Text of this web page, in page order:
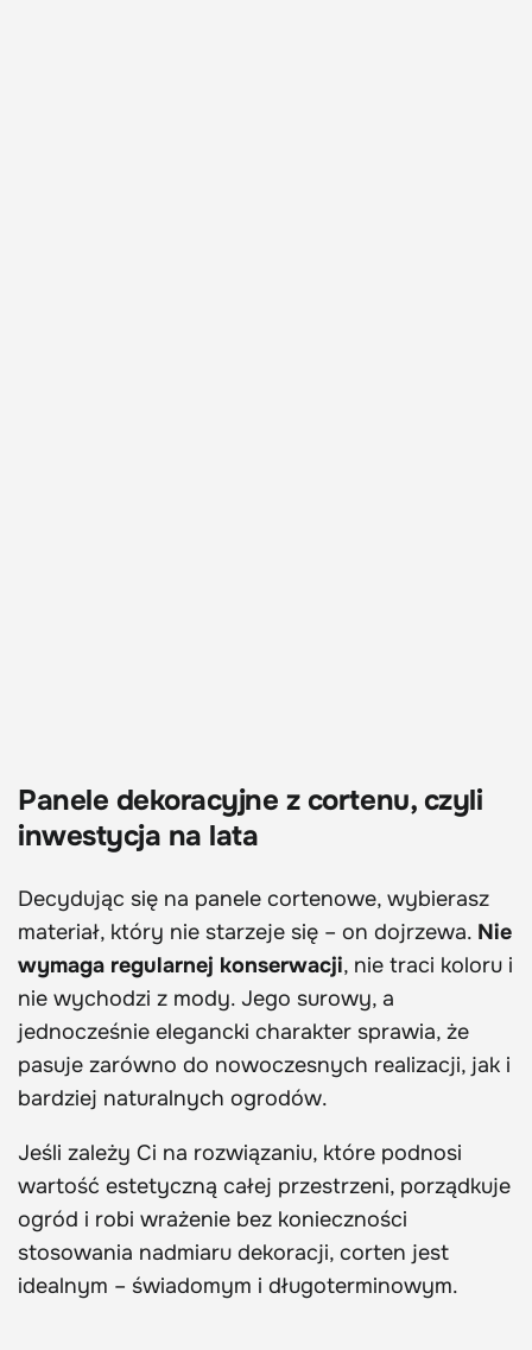
Panele dekoracyjne z cortenu, czyli
inwestycja na lata
Decydując się na panele cortenowe, wybierasz
materiał, który nie starzeje się – on dojrzewa. Nie
wymaga regularnej konserwacji, nie traci koloru i
nie wychodzi z mody. Jego surowy, a
jednocześnie elegancki charakter sprawia, że
pasuje zarówno do nowoczesnych realizacji, jak i
bardziej naturalnych ogrodów.
Jeśli zależy Ci na rozwiązaniu, które podnosi
wartość estetyczną całej przestrzeni, porządkuje
ogród i robi wrażenie bez konieczności
stosowania nadmiaru dekoracji, corten jest
idealnym – świadomym i długoterminowym.